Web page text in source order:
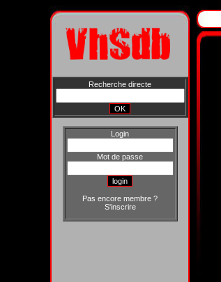
Recherche directe
Login
Mot de passe
Pas encore membre ?
S'inscrire